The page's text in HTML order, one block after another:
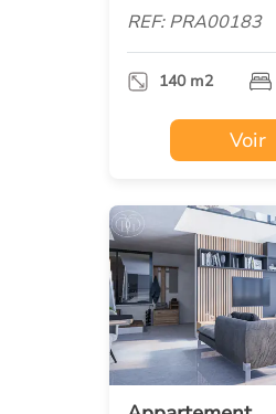
REF: PRA00183
140 m2
Voir